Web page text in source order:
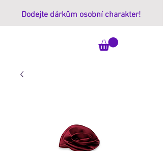
Dodejte dárkům osobní charakter!